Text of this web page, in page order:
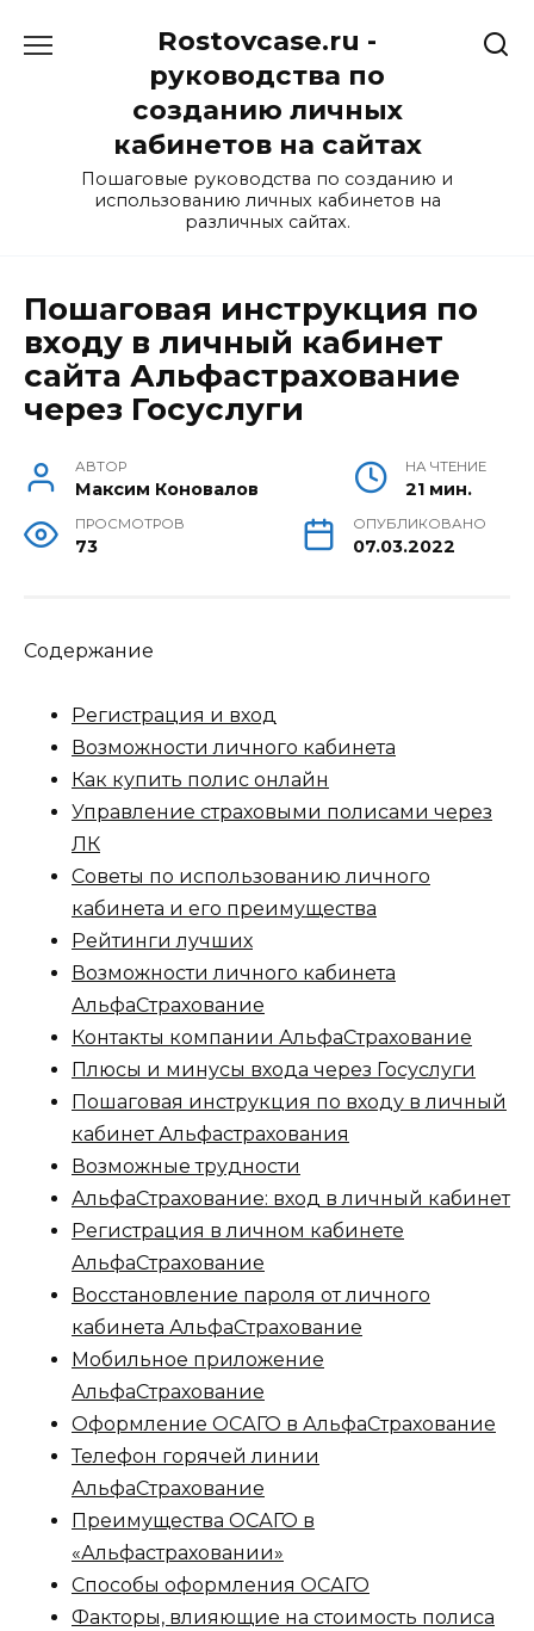
Rostovcase.ru -
руководства по
созданию личных
кабинетов на сайтах
Пошаговые руководства по созданию и
использованию личных кабинетов на
различных сайтах.
Пошаговая инструкция по
входу в личный кабинет
сайта Альфастрахование
через Госуслуги
АВТОР
Максим Коновалов
НА ЧТЕНИЕ
21 мин.
ПРОСМОТРОВ
73
ОПУБЛИКОВАНО
07.03.2022
Содержание
Регистрация и вход
Возможности личного кабинета
Как купить полис онлайн
Управление страховыми полисами через
ЛК
Советы по использованию личного
кабинета и его преимущества
Рейтинги лучших
Возможности личного кабинета
АльфаСтрахование
Контакты компании АльфаСтрахование
Плюсы и минусы входа через Госуслуги
Пошаговая инструкция по входу в личный
кабинет Альфастрахования
Возможные трудности
АльфаCтрахование: вход в личный кабинет
Регистрация в личном кабинете
АльфаCтрахование
Восстановление пароля от личного
кабинета АльфаCтрахование
Мобильное приложение
АльфаCтрахование
Оформление ОСАГО в АльфаCтрахование
Телефон горячей линии
АльфаСтрахование
Преимущества ОСАГО в
«Альфастраховании»
Способы оформления ОСАГО
Факторы, влияющие на стоимость полиса